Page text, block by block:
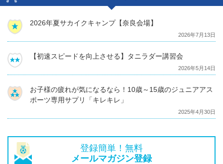
2026年夏サカイクキャンプ【奈良会場】
2026年7月13日
【初速スピードを向上させる】タニラダー講習会
2026年5月14日
お子様の疲れが気になるなら！10歳～15歳のジュニアアス
ポーツ専用サプリ「キレキレ」
2025年4月30日
登録簡単！無料
メールマガジン登録